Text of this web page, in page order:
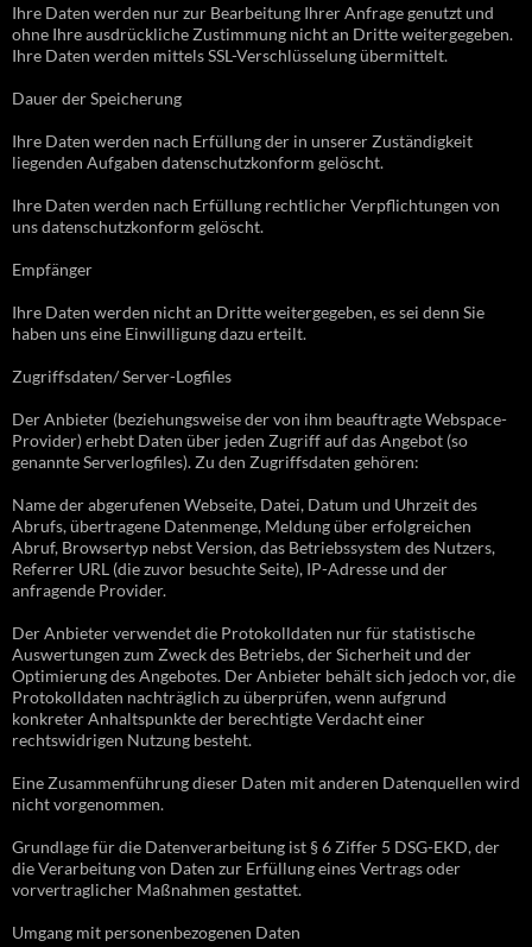
Ihre Daten werden nur zur Bearbeitung Ihrer Anfrage genutzt und
ohne Ihre ausdrückliche Zustimmung nicht an Dritte weitergegeben.
Ihre Daten werden mittels SSL-Verschlüsselung übermittelt.
Dauer der Speicherung
Ihre Daten werden nach Erfüllung der in unserer Zuständigkeit
liegenden Aufgaben datenschutzkonform gelöscht.
Ihre Daten werden nach Erfüllung rechtlicher Verpflichtungen von
uns datenschutzkonform gelöscht.
Empfänger
Ihre Daten werden nicht an Dritte weitergegeben, es sei denn Sie
haben uns eine Einwilligung dazu erteilt.
Zugriffsdaten/ Server-Logfiles
Der Anbieter (beziehungsweise der von ihm beauftragte Webspace-
Provider) erhebt Daten über jeden Zugriff auf das Angebot (so
genannte Serverlogfiles). Zu den Zugriffsdaten gehören:
Name der abgerufenen Webseite, Datei, Datum und Uhrzeit des
Abrufs, übertragene Datenmenge, Meldung über erfolgreichen
Abruf, Browsertyp nebst Version, das Betriebssystem des Nutzers,
Referrer URL (die zuvor besuchte Seite), IP-Adresse und der
anfragende Provider.
Der Anbieter verwendet die Protokolldaten nur für statistische
Auswertungen zum Zweck des Betriebs, der Sicherheit und der
Optimierung des Angebotes. Der Anbieter behält sich jedoch vor, die
Protokolldaten nachträglich zu überprüfen, wenn aufgrund
konkreter Anhaltspunkte der berechtigte Verdacht einer
rechtswidrigen Nutzung besteht.
Eine Zusammenführung dieser Daten mit anderen Datenquellen wird
nicht vorgenommen.
Grundlage für die Datenverarbeitung ist § 6 Ziffer 5 DSG-EKD, der
die Verarbeitung von Daten zur Erfüllung eines Vertrags oder
vorvertraglicher Maßnahmen gestattet.
Umgang mit personenbezogenen Daten